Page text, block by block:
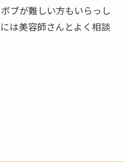
ブが難しい方もいらっし
は美容師さんとよく相談